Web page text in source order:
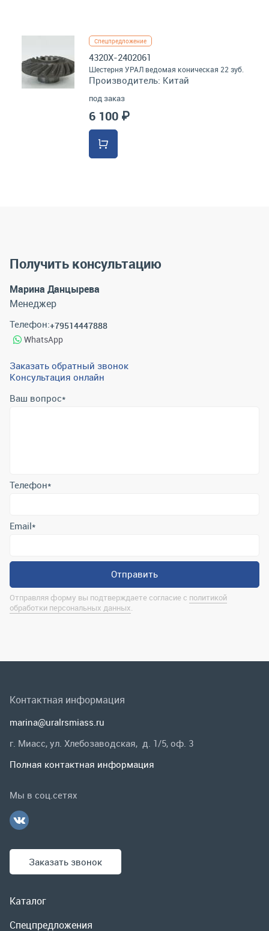
Спецпредложение
4320Х-2402061
Шестерня УРАЛ ведомая коническая 22 зуб.
Производитель: Китай
под заказ
6 100 ₽
Получить консультацию
Марина Данцырева
Менеджер
Телефон:+79514447888
WhatsApp
Заказать обратный звонок
Консультация онлайн
Ваш вопрос*
Отправляя форму вы подтверждаете согласие с
Спецпредложения
Гарантии и возврат
Контактная информация
marina@uralrsmiass.ru
Заказать звонок